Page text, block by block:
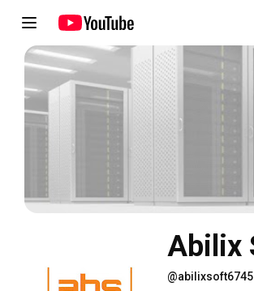
Abilix
@abilixsoft6745